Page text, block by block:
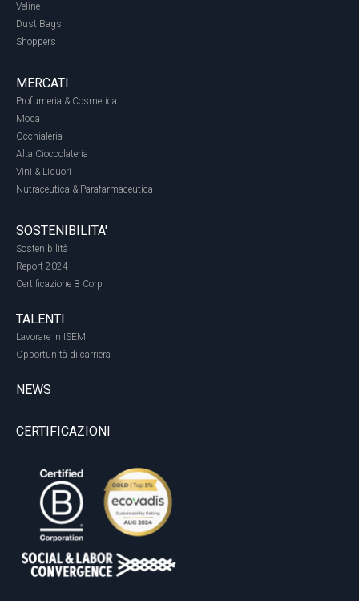
Veline
Dust Bags
Shoppers
MERCATI
Profumeria & Cosmetica
Moda
Occhialeria
Alta Cioccolateria
Vini & Liquori
Nutraceutica & Parafarmaceutica
SOSTENIBILITA'
Sostenibilità
Report 2024
Certificazione B Corp
TALENTI
Lavorare in ISEM
Opportunità di carriera
NEWS
CERTIFICAZIONI